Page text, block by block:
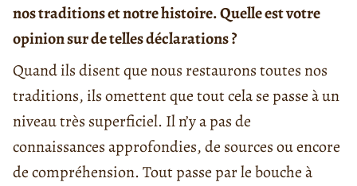
nos traditions et notre histoire. Quelle est votre
opinion sur de telles déclarations ?
Quand ils disent que nous restaurons toutes nos
traditions, ils omettent que tout cela se passe à un
niveau très superficiel. Il n’y a pas de
connaissances approfondies, de sources ou encore
de compréhension. Tout passe par le bouche à